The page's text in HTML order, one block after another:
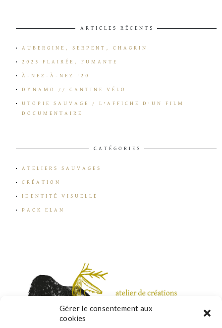
Gérer le consentement aux
cookies
ARTICLES RÉCENTS
AUBERGINE, SERPENT, CHAGRIN
2023 FLAIRÉE, FUMANTE
À-NEZ-À-NEZ ’20
DYNAMO // CANTINE VÉLO
UTOPIE SAUVAGE / L’AFFICHE D’UN FILM
DOCUMENTAIRE
CATÉGORIES
ATELIERS SAUVAGES
CRÉATION
IDENTITÉ VISUELLE
PACK ELAN